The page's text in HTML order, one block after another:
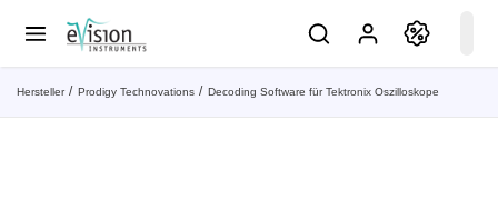
Hersteller Prodigy Technovations Decoding Software für Tektronix Oszilloskope